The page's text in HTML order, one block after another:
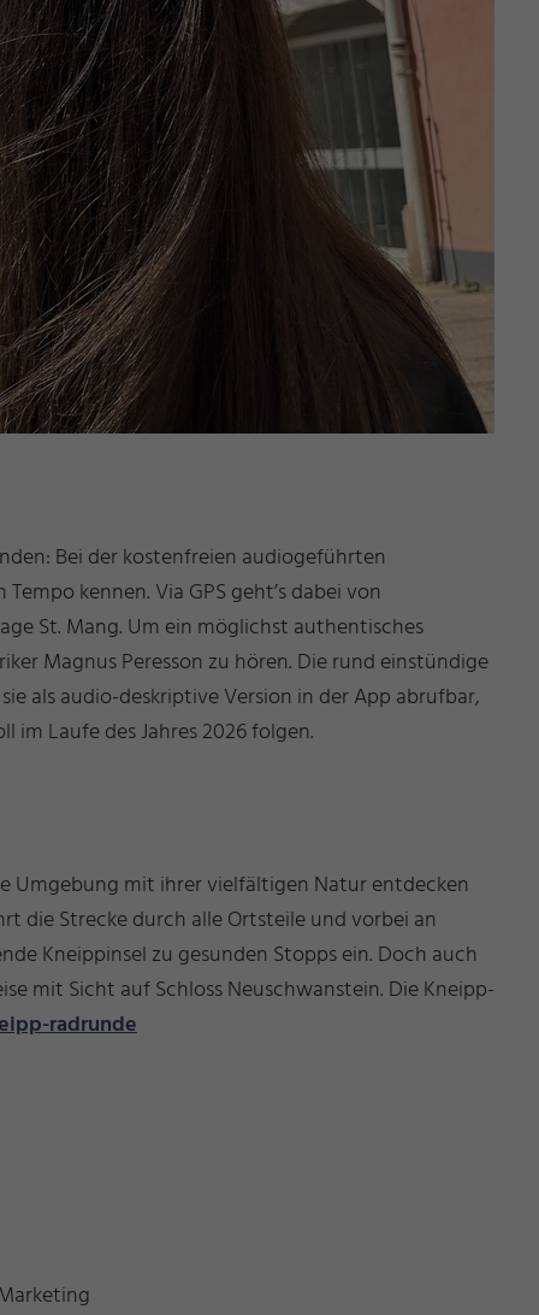
Bei der kostenfreien audiogeführten
kennen. Via GPS geht’s dabei von
St. Mang. Um ein möglichst authentisches
Magnus Peresson zu hören. Die rund einstündige
als audio-deskriptive Version in der App abrufbar,
Laufe des Jahres 2026 folgen.
Umgebung mit ihrer vielfältigen Natur entdecken
die Strecke durch alle Ortsteile und vorbei an
Kneippinsel zu gesunden Stopps ein. Doch auch
mit Sicht auf Schloss Neuschwanstein. Die Kneipp-
radrunde